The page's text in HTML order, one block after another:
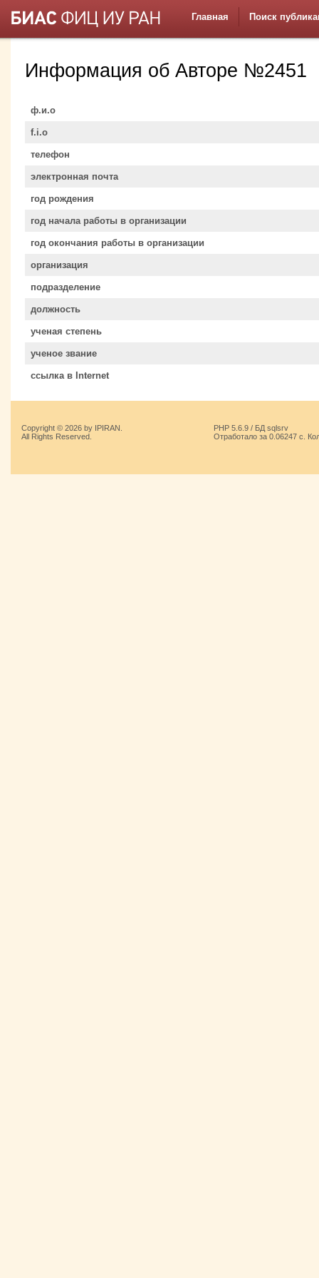
Главная Поиск
Информация об Авторе №2451
ф.и.о
f.i.o
телефон
электронная почта
год рождения
год начала работы в организации
год окончания работы в организации
организация
подразделение
должность
ученая степень
ученое звание
ссылка в Internet
Copyright © 2026 by IPIRAN.
All Rights Reserved.
PHP 5.6.9 / БД sqlsrv
Отработало за 0.06247 с.